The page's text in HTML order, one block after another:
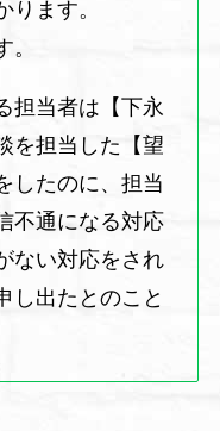
ります。
担当者は【下永
を担当した【望
したのに、担当
不通になる対応
ない対応をされ
し出たとのこと